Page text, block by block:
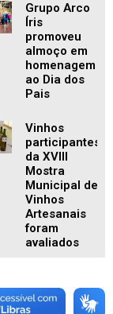
Grupo Arco
Íris
promoveu
almoço em
homenagem
ao Dia dos
Pais
Vinhos
participantes
da XVIII
Mostra
Municipal de
Vinhos
Artesanais
foram
avaliados